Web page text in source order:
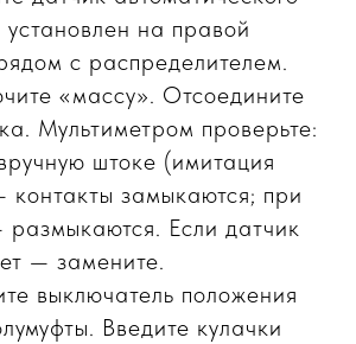
на правой
с распределителем.
«массу». Отсоедините
Мультиметром проверьте:
штоке (имитация
контакты замыкаются; при
Если датчик
— замените.
выключатель положения
Введите кулачки